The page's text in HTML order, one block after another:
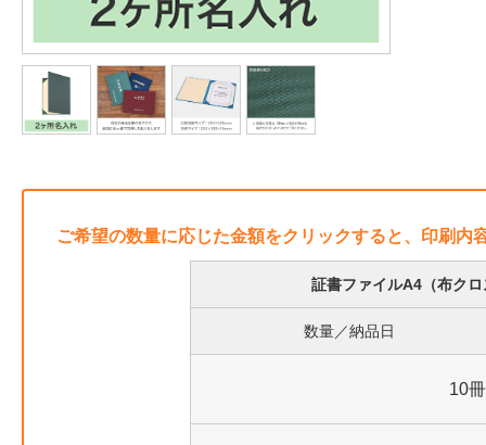
ご希望の数量に応じた金額をクリックすると、印刷内
証書ファイルA4（布ク
数量／納品日
10冊